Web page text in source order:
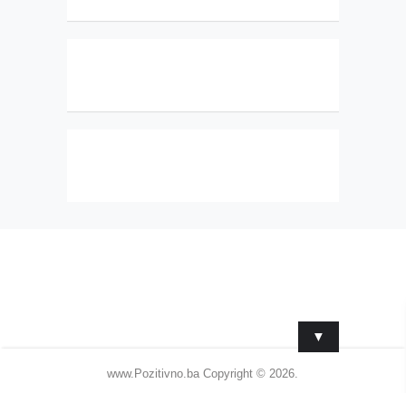
www.Pozitivno.ba Copyright © 2026.
▼